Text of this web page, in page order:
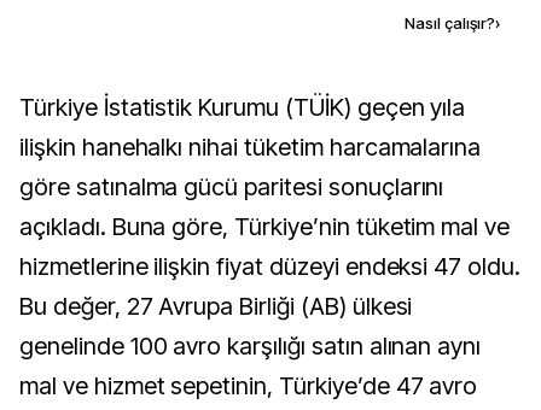
Nasıl çalışır?›
Türkiye İstatistik Kurumu (TÜİK) geçen yıla
ilişkin hanehalkı nihai tüketim harcamalarına
göre satınalma gücü paritesi sonuçlarını
açıkladı. Buna göre, Türkiye’nin tüketim mal ve
hizmetlerine ilişkin fiyat düzeyi endeksi 47 oldu.
Bu değer, 27 Avrupa Birliği (AB) ülkesi
genelinde 100 avro karşılığı satın alınan aynı
mal ve hizmet sepetinin, Türkiye’de 47 avro